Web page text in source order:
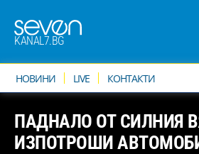
KANAL7.BG
НОВИНИ LIVE КОНТАКТИ
ПАДНАЛО ОТ СИЛНИЯ
ИЗПОТРОШИ